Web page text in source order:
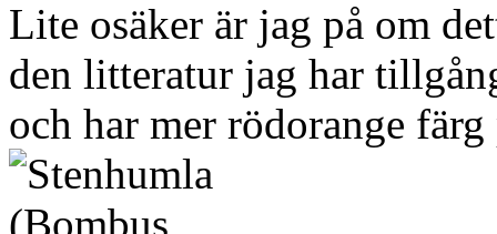
Lite osäker är jag på om
den litteratur jag har
och har mer rödorange